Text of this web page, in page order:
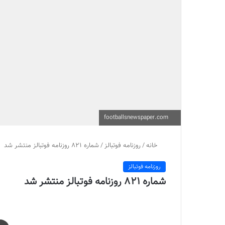
خانه/روزنامه فوتبالز/شماره 821 روزنامه فوتبالز منتشر شد
روزنامه فوتبالز
شماره 821 روزنامه فوتبالز منتشر شد